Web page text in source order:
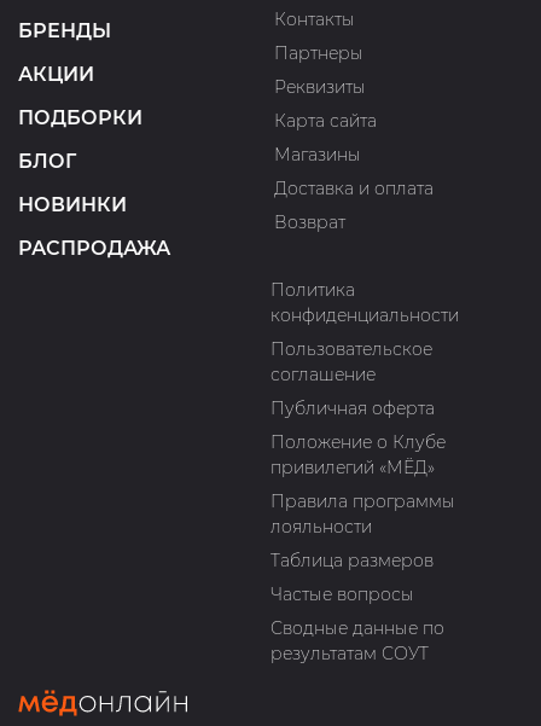
БРЕНДЫ
АКЦИИ
ПОДБОРКИ
БЛОГ
НОВИНКИ
РАСПРОДАЖА
Контакты
Партнеры
Реквизиты
Карта сайта
Магазины
Доставка и оплата
Возврат
Политика
конфиденциальности
Пользовательское
соглашение
Публичная оферта
Положение о Клубе
привилегий «МЁД»
Правила программы
лояльности
Таблица размеров
Частые вопросы
Сводные данные по
результатам СОУТ